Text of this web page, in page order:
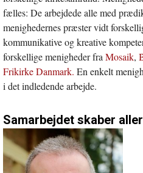
fælles: De arbejdede alle med
menighedernes præster vidt
kommunikative og kreative
forskellige menigheder fra Mosaik,
Frikirke Danmark. En enkelt
i det indledende arbejde.
Samarbejdet skaber